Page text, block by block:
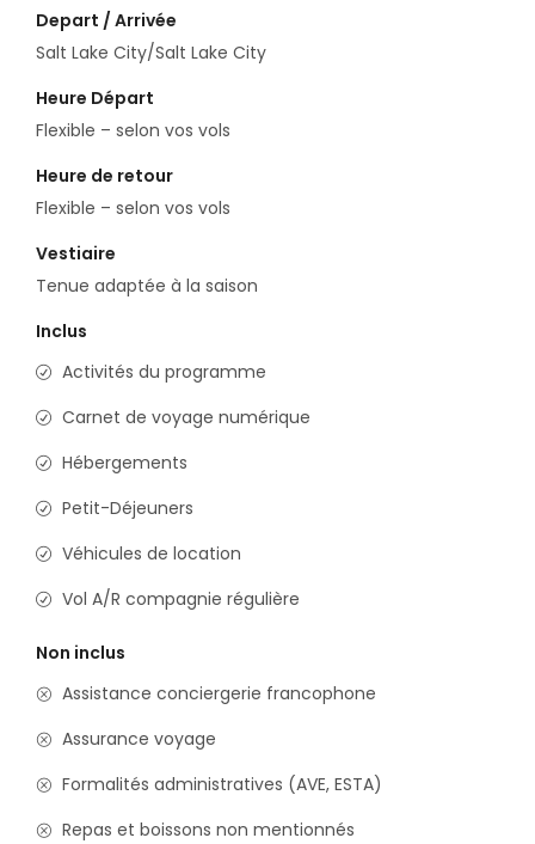
Depart / Arrivée
Salt Lake City/Salt Lake City
Heure Départ
Flexible – selon vos vols
Heure de retour
Flexible – selon vos vols
Vestiaire
Tenue adaptée à la saison
Inclus
Activités du programme
Carnet de voyage numérique
Hébergements
Petit-Déjeuners
Véhicules de location
Vol A/R compagnie régulière
Non inclus
Assistance conciergerie francophone
Assurance voyage
Formalités administratives (AVE, ESTA)
Repas et boissons non mentionnés